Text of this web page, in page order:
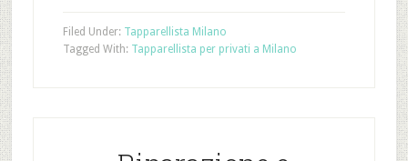
Filed Under: Tapparellista Milano
Tagged With: Tapparellista per privati a Milano